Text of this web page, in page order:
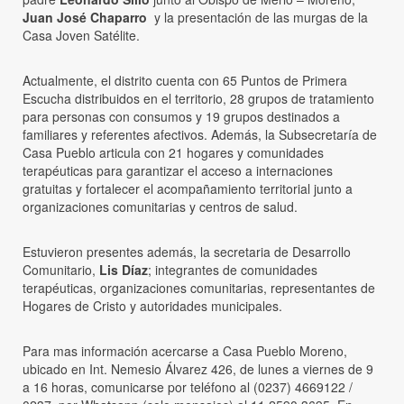
Juan José Chaparro y la presentación de las murgas de la
Casa Joven Satélite.
Actualmente, el distrito cuenta con 65 Puntos de Primera
Escucha distribuidos en el territorio, 28 grupos de tratamiento
para personas con consumos y 19 grupos destinados a
familiares y referentes afectivos. Además, la Subsecretaría de
Casa Pueblo articula con 21 hogares y comunidades
terapéuticas para garantizar el acceso a internaciones
gratuitas y fortalecer el acompañamiento territorial junto a
organizaciones comunitarias y centros de salud.
Estuvieron presentes además, la secretaria de Desarrollo
Comunitario, Lis Díaz; integrantes de comunidades
terapéuticas, organizaciones comunitarias, representantes de
Hogares de Cristo y autoridades municipales.
Para mas información acercarse a Casa Pueblo Moreno,
ubicado en Int. Nemesio Álvarez 426, de lunes a viernes de 9
a 16 horas, comunicarse por teléfono al (0237) 4669122 /